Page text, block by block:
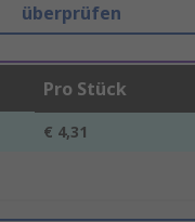
überprüfen
Pro Stück
€ 4,31